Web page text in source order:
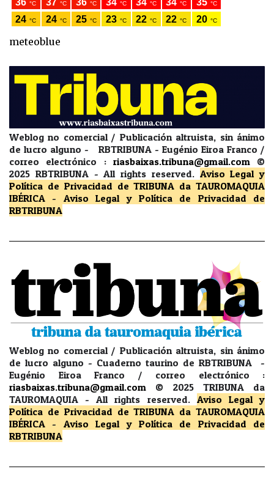
meteoblue
Weblog no comercial / Publicación altruista, sin ánimo
de lucro alguno - RBTRIBUNA - Eugénio Eiroa Franco /
correo electrónico : riasbaixas.tribuna@gmail.com
©
2025 RBTRIBUNA -All rights reserved. Aviso Legal y
Política de Privacidad de TRIBUNA da TAUROMAQUIA
IBÉRICA - Aviso Legal y Política de Privacidad
de
RBTRIBUNA
Weblog no comercial / Publicación altruista, sin ánimo
de lucro alguno - Cuaderno taurino de RBTRIBUNA -
Eugénio Eiroa Franco / correo electrónico :
riasbaixas.tribuna@gmail.com
© 2025 TRIBUNA da
TAUROMAQUIA -All rights reserved. Aviso Legal y
Política de Privacidad de TRIBUNA da TAUROMAQUIA
IBÉRICA - Aviso Legal y Política de Privacidad
de
RBTRIBUNA